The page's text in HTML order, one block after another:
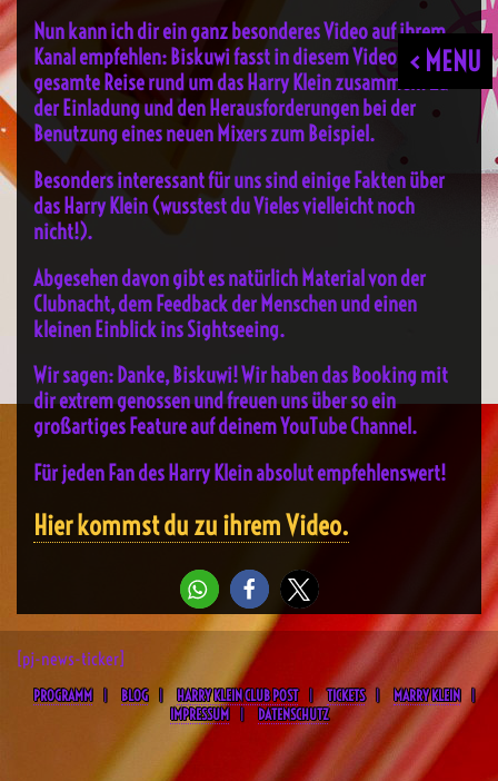
< MENU
Nun kann ich dir ein ganz besonderes Video auf ihrem
Kanal empfehlen: Biskuwi fasst in diesem Video ihre
gesamte Reise rund um das Harry Klein zusammen. Zu
der Einladung und den Herausforderungen bei der
Benutzung eines neuen Mixers zum Beispiel.
Besonders interessant für uns sind einige Fakten über
das Harry Klein (wusstest du Vieles vielleicht noch
nicht!).
Abgesehen davon gibt es natürlich Material von der
Clubnacht, dem Feedback der Menschen und einen
kleinen Einblick ins Sightseeing.
Wir sagen: Danke, Biskuwi! Wir haben das Booking mit
dir extrem genossen und freuen uns über so ein
großartiges Feature auf deinem YouTube Channel.
Für jeden Fan des Harry Klein absolut empfehlenswert!
Hier kommst du zu ihrem Video.
[pj-news-ticker]
PROGRAMM BLOG HARRY KLEIN CLUB POST TICKETS
MARRY KLEIN
IMPRESSUM
DATENSCHUTZ